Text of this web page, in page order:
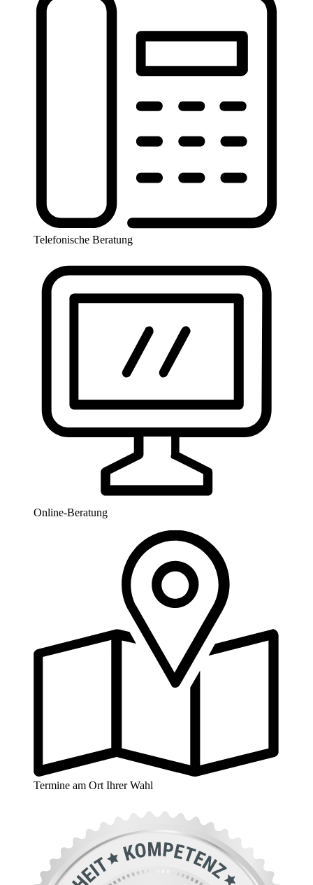
Telefonische Beratung
Online-Beratung
Termine am Ort Ihrer Wahl